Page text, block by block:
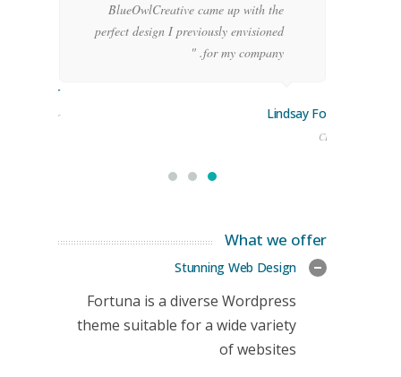
BlueOwlCreative came up with the
perfect design I previously envisioned
for my company. "
Lindsay Ford
CEO
Stoner
Manager
What we offer
Stunning Web Design
Fortuna is a diverse Wordpress
theme suitable for a wide variety
of websites